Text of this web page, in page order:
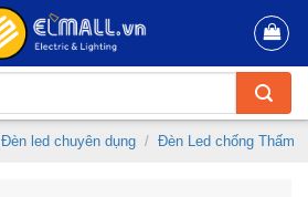
Đèn led chuyên dụng / Đèn Led chống Thấm